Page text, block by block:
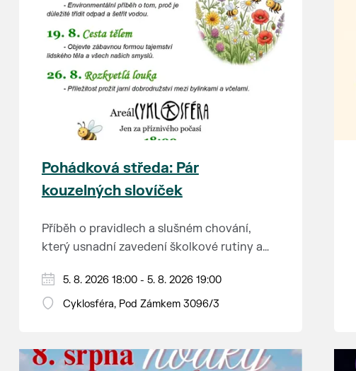
Pohádková středa: Pár
kouzelných slovíček
Příběh o pravidlech a slušném chování,
který usnadní zavedení školkové rutiny a
Hraje se jen za příznivého počasí.
Vstupné dobrovolné.
5. 8. 2026 18:00 - 5. 8. 2026 19:00
Cyklosféra, Pod Zámkem 3096/3